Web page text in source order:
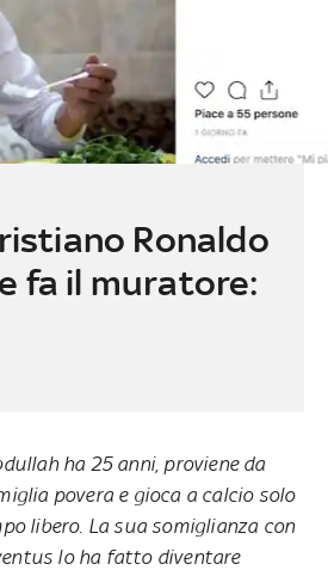
Ronaldo
fa il muratore:
ha 25 anni, proviene da
povera e gioca a calcio solo
libero. La sua somiglianza con
lo ha fatto diventare